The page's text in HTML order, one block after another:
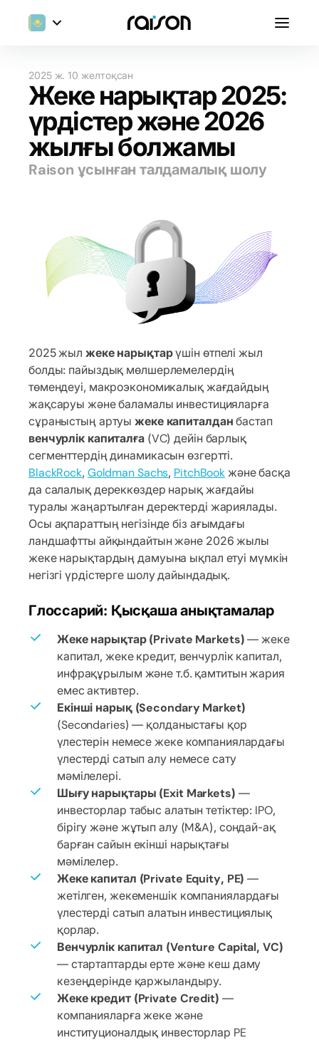
2025 ж. 10 желтоқсан
Жеке нарықтар 2025:
үрдістер және 2026
жылғы болжамы
Raison ұсынған талдамалық шолу
2025 жыл жеке нарықтарүшін өтпелі жыл
болды: пайыздық мөлшерлемелердің
төмендеуі, макроэкономикалық жағдайдың
жақсаруы және баламалы инвестицияларға
сұраныстың артуыжеке капиталдан бастап
венчурлік капиталға(VC) дейін барлық
сегменттердің динамикасын өзгертті.
BlackRock, Goldman Sachs, PitchBook және басқа
да салалық дереккөздер нарық жағдайы
туралы жаңартылған деректерді жариялады.
Осы ақпараттың негізінде біз ағымдағы
ландшафтты айқындайтын және 2026 жылы
жеке нарықтардың дамуына ықпал етуі мүмкін
негізгі үрдістерге шолу дайындадық.
Глоссарий: Қысқаша анықтамалар
Жеке нарықтар (Private Markets) — жеке
капитал, жеке кредит, венчурлік капитал,
инфрақұрылым және т.б. қамтитын жария
емес активтер.
Екінші нарық (Secondary Market)
(Secondaries) — қолданыстағы қор
үлестерін немесе жеке компаниялардағы
үлестерді сатып алу немесе сату
мәмілелері.
Шығу нарықтары (Exit Markets) —
инвесторлар табыс алатын тетіктер: IPO,
бірігу және жұтып алу (M&A), сондай-ақ
барған сайын екінші нарықтағы
мәмілелер.
Жеке капитал (Private Equity, PE) —
жетілген, жекеменшік компаниялардағы
үлестерді сатып алатын инвестициялық
қорлар.
Венчурлік капитал (Venture Capital, VC)
— стартаптарды ерте және кеш даму
кезеңдерінде қаржыландыру.
Жеке кредит (Private Credit) —
компанияларға жеке және
институционалдық инвесторлар PE